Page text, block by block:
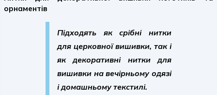
орнаментів
Підходять як срібнінитки
для церковної вишивки, так і
якдекоративні нитки для
вишивки на вечірньому одязі
і домашньому текстилі.